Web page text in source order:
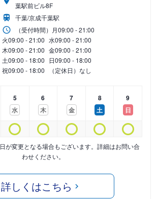
葉駅前ビル8F
千葉/京成千葉駅
（受付時間） 月09:00 - 21:00
火09:00 - 21:00 水09:00 - 21:00
木09:00 - 21:00 金09:00 - 21:00
土09:00 - 18:00 日09:00 - 18:00
祝09:00 - 18:00 （定休日）なし
5
水
6
木
7
金
8
土
9
日
が変更となる場合もございます。詳細はお問い合
わせください。
詳しくはこちら